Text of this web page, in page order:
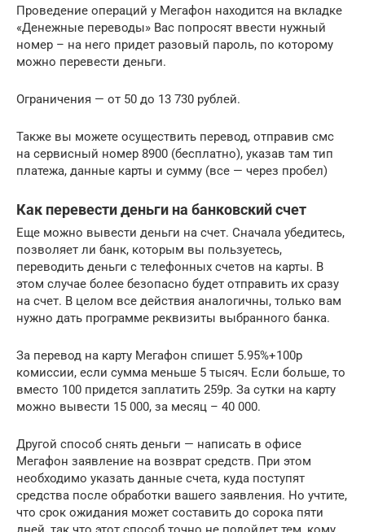
Проведение операций у Мегафон находится на вкладке
«Денежные переводы» Вас попросят ввести нужный
номер – на него придет разовый пароль, по которому
можно перевести деньги.
Ограничения — от 50 до 13 730 рублей.
Также вы можете осуществить перевод, отправив смс
на сервисный номер 8900 (бесплатно), указав там тип
платежа, данные карты и сумму (все — через пробел)
Как перевести деньги на банковский счет
Еще можно вывести деньги на счет. Сначала убедитесь,
позволяет ли банк, которым вы пользуетесь,
переводить деньги с телефонных счетов на карты. В
этом случае более безопасно будет отправить их сразу
на счет. В целом все действия аналогичны, только вам
нужно дать программе реквизиты выбранного банка.
За перевод на карту Мегафон спишет 5.95%+100р
комиссии, если сумма меньше 5 тысяч. Если больше, то
вместо 100 придется заплатить 259р. За сутки на карту
можно вывести 15 000, за месяц – 40 000.
Другой способ снять деньги — написать в офисе
Мегафон заявление на возврат средств. При этом
необходимо указать данные счета, куда поступят
средства после обработки вашего заявления. Но учтите,
что срок ожидания может составить до сорока пяти